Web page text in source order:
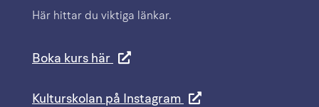
Här hittar du viktiga länkar.
Boka kurs här
Kulturskolan på Instagram